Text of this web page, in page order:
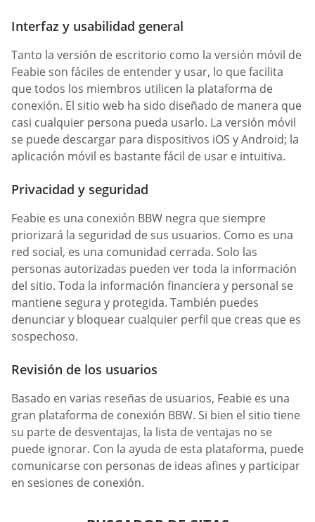
Interfaz y usabilidad general
Tanto la versión de escritorio como la versión móvil de
Feabie son fáciles de entender y usar, lo que facilita
que todos los miembros utilicen la plataforma de
conexión. El sitio web ha sido diseñado de manera que
casi cualquier persona pueda usarlo. La versión móvil
se puede descargar para dispositivos iOS y Android; la
aplicación móvil es bastante fácil de usar e intuitiva.
Privacidad y seguridad
Feabie es una conexión BBW negra que siempre
priorizará la seguridad de sus usuarios. Como es una
red social, es una comunidad cerrada. Solo las
personas autorizadas pueden ver toda la información
del sitio. Toda la información financiera y personal se
mantiene segura y protegida. También puedes
denunciar y bloquear cualquier perfil que creas que es
sospechoso.
Revisión de los usuarios
Basado en varias reseñas de usuarios, Feabie es una
gran plataforma de conexión BBW. Si bien el sitio tiene
su parte de desventajas, la lista de ventajas no se
puede ignorar. Con la ayuda de esta plataforma, puede
comunicarse con personas de ideas afines y participar
en sesiones de conexión.